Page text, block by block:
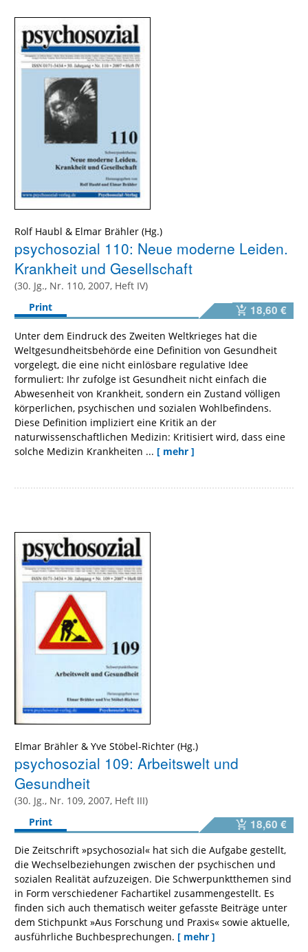
Rolf Haubl & Elmar Brähler
psychosozial 110: Neue moderne Leiden.
Krankheit und Gesellschaft
(30. Jg., Nr. 110, 2007, Heft IV)
Print
18,60 €
Unter dem Eindruck des Zweiten Weltkrieges hat die
Weltgesundheitsbehörde eine Definition von Gesundheit
vorgelegt, die eine nicht einlösbare regulative Idee
formuliert: Ihr zufolge ist Gesundheit nicht einfach die
Abwesenheit von Krankheit, sondern ein Zustand völligen
körperlichen, psychischen und sozialen Wohlbefindens.
Diese Definition impliziert eine Kritik an der
naturwissenschaftlichen Medizin: Kritisiert wird, dass eine
solche Medizin Krankheiten ... [ mehr ]
Elmar Brähler & Yve Stöbel-Richter
psychosozial 109: Arbeitswelt und
Gesundheit
(30. Jg., Nr. 109, 2007, Heft III)
Print
18,60 €
Die Zeitschrift »psychosozial« hat sich die Aufgabe gestellt,
die Wechselbeziehungen zwischen der psychischen und
sozialen Realität aufzuzeigen. Die Schwerpunktthemen sind
in Form verschiedener Fachartikel zusammengestellt. Es
finden sich auch thematisch weiter gefasste Beiträge unter
dem Stichpunkt »Aus Forschung und Praxis« sowie aktuelle,
ausführliche Buchbesprechungen. [ mehr ]